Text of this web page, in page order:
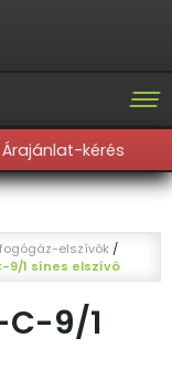
Árajánlat-kérés
elszívók /
9/1 sínes elszívó
C-9/1